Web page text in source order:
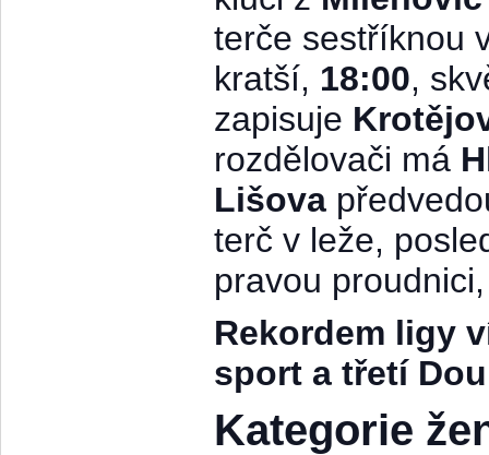
terče sestříknou
kratší, 18:00,
zapisuje
rozdělovači má
Lišova
terč v leže,
pravou proudnici,
Rekordem ligy
sport a třetí
Kategorie